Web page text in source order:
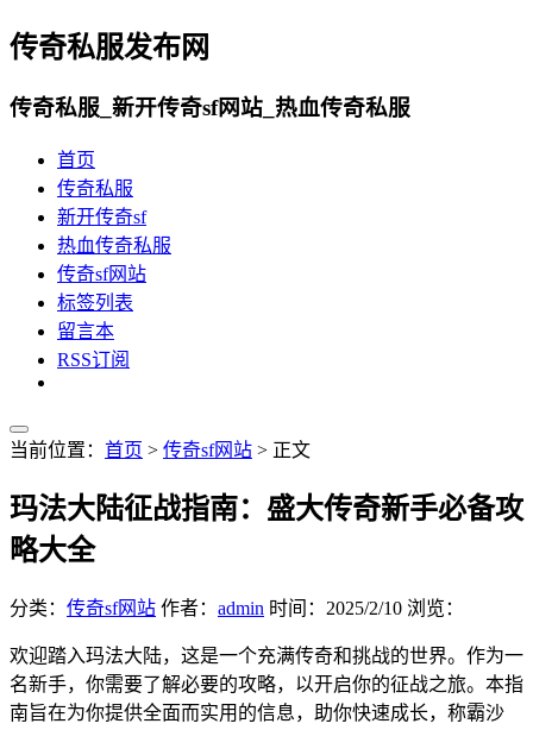
传奇私服发布网
传奇私服_新开传奇sf网站_热血传奇私服
首页
传奇私服
新开传奇sf
热血传奇私服
传奇sf网站
标签列表
留言本
RSS订阅
当前位置： 首页 > 传奇sf网站 > 正文
玛法大陆征战指南：盛大传奇新手必备攻
略大全
分类： 传奇sf网站 作者： admin 时间： 2025/2/10 浏览：
欢迎踏入玛法大陆，这是一个充满传奇和挑战的世界。作为一
名新手，你需要了解必要的攻略，以开启你的征战之旅。本指
南旨在为你提供全面而实用的信息，助你快速成长，称霸沙